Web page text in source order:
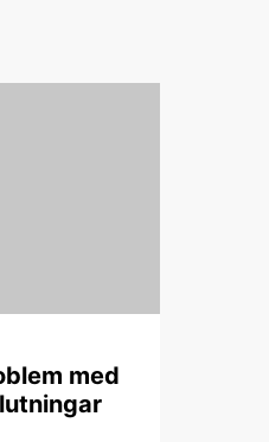
med